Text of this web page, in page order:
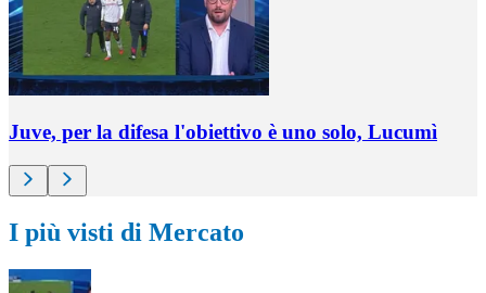
Juve, per la difesa l'obiettivo è uno solo, Lucumì
I più visti di Mercato